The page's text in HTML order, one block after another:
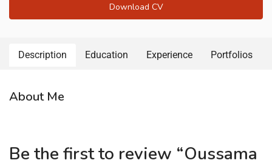
Download CV
Description Education Experience Portfolios
About Me
Be the first to review “Oussama